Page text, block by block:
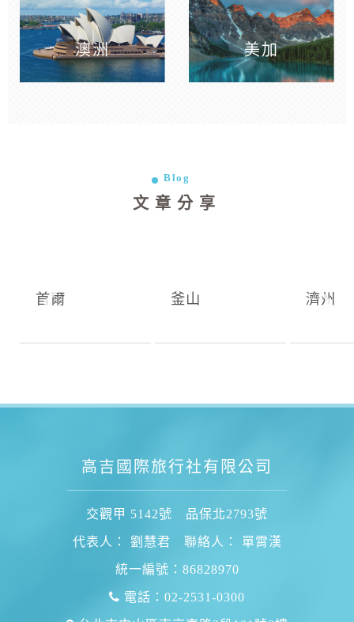
澳洲 美加
Blog
文章分享
首爾 釜山 濟州
高吉國際旅行社有限公司
交觀甲 5142號 品保北2793號
代表人： 劉慧君 聯絡人： 單霄漢
統一編號：86828970
電話：02-2531-0300